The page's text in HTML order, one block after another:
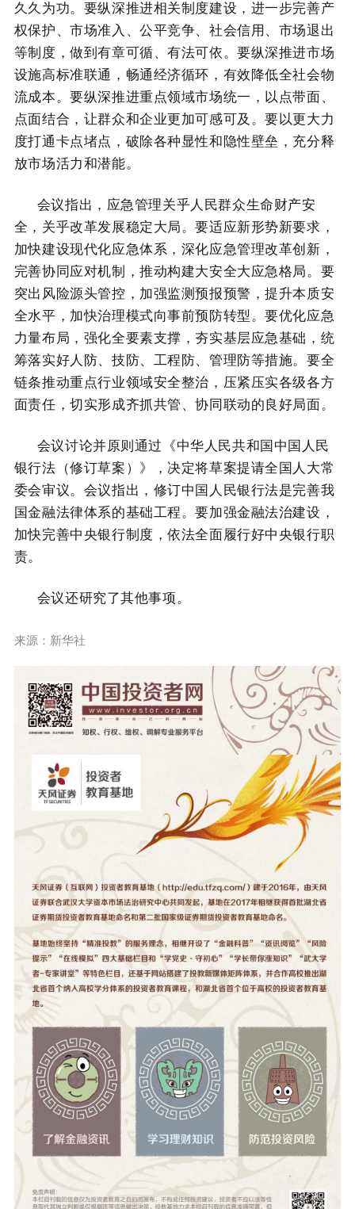
久久为功。要纵深推进相关制度建设，进一步完善产
权保护、市场准入、公平竞争、社会信用、市场退出
等制度，做到有章可循、有法可依。要纵深推进市场
设施高标准联通，畅通经济循环，有效降低全社会物
流成本。要纵深推进重点领域市场统一，以点带面、
点面结合，让群众和企业更加可感可及。要以更大力
度打通卡点堵点，破除各种显性和隐性壁垒，充分释
放市场活力和潜能。
会议指出，应急管理关乎人民群众生命财产安
全，关乎改革发展稳定大局。要适应新形势新要求，
加快建设现代化应急体系，深化应急管理改革创新，
完善协同应对机制，推动构建大安全大应急格局。要
突出风险源头管控，加强监测预报预警，提升本质安
全水平，加快治理模式向事前预防转型。要优化应急
力量布局，强化全要素支撑，夯实基层应急基础，统
筹落实好人防、技防、工程防、管理防等措施。要全
链条推动重点行业领域安全整治，压紧压实各级各方
面责任，切实形成齐抓共管、协同联动的良好局面。
会议讨论并原则通过《中华人民共和国中国人民
银行法（修订草案）》，决定将草案提请全国人大常
委会审议。会议指出，修订中国人民银行法是完善我
国金融法律体系的基础工程。要加强金融法治建设，
加快完善中央银行制度，依法全面履行好中央银行职
责。
会议还研究了其他事项。
来源：新华社